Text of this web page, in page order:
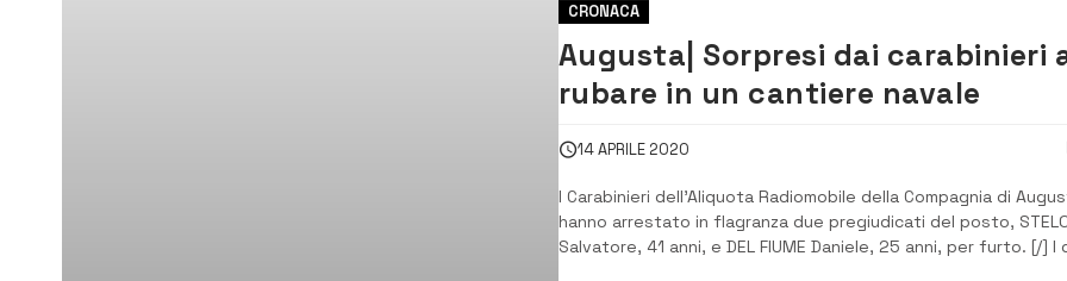
CRONACA
Augusta| Sorpresi dai carabinieri
rubare in un cantiere navale
14 APRILE 2020
I Carabinieri dell’Aliquota Radiomobile della Compagnia di
hanno arrestato in flagranza due pregiudicati del posto,
Salvatore, 41 anni, e DEL FIUME Daniele, 25 anni, per furto. [/] I